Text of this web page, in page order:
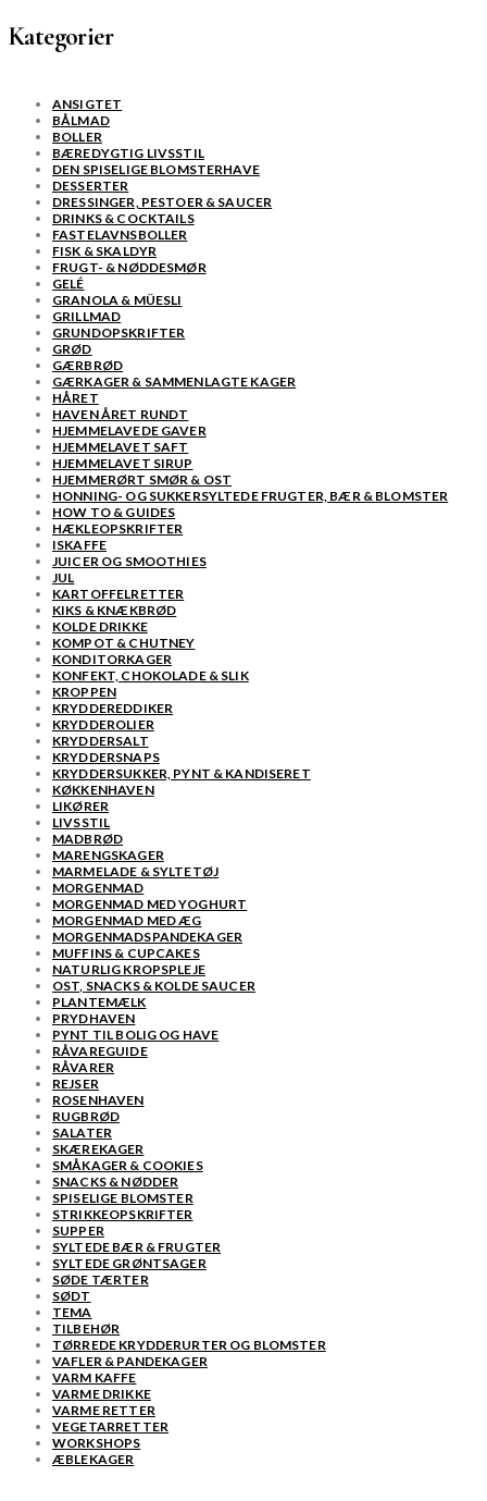
Kategorier
ANSIGTET
BÅLMAD
BOLLER
BÆREDYGTIG LIVSSTIL
DEN SPISELIGE BLOMSTERHAVE
DESSERTER
DRESSINGER, PESTOER & SAUCER
DRINKS & COCKTAILS
FASTELAVNSBOLLER
FISK & SKALDYR
FRUGT- & NØDDESMØR
GELÉ
GRANOLA & MÜESLI
GRILLMAD
GRUNDOPSKRIFTER
GRØD
GÆRBRØD
GÆRKAGER & SAMMENLAGTE KAGER
HÅRET
HAVEN ÅRET RUNDT
HJEMMELAVEDE GAVER
HJEMMELAVET SAFT
HJEMMELAVET SIRUP
HJEMMERØRT SMØR & OST
HONNING- OG SUKKERSYLTEDE FRUGTER, BÆR & BLOMSTER
HOW TO & GUIDES
HÆKLEOPSKRIFTER
ISKAFFE
JUICER OG SMOOTHIES
JUL
KARTOFFELRETTER
KIKS & KNÆKBRØD
KOLDE DRIKKE
KOMPOT & CHUTNEY
KONDITORKAGER
KONFEKT, CHOKOLADE & SLIK
KROPPEN
KRYDDEREDDIKER
KRYDDEROLIER
KRYDDERSALT
KRYDDERSNAPS
KRYDDERSUKKER, PYNT & KANDISERET
KØKKENHAVEN
LIKØRER
LIVSSTIL
MADBRØD
MARENGSKAGER
MARMELADE & SYLTETØJ
MORGENMAD
MORGENMAD MED YOGHURT
MORGENMAD MED ÆG
MORGENMADSPANDEKAGER
MUFFINS & CUPCAKES
NATURLIG KROPSPLEJE
OST, SNACKS & KOLDE SAUCER
PLANTEMÆLK
PRYDHAVEN
PYNT TIL BOLIG OG HAVE
RÅVAREGUIDE
RÅVARER
REJSER
ROSENHAVEN
RUGBRØD
SALATER
SKÆREKAGER
SMÅKAGER & COOKIES
SNACKS & NØDDER
SPISELIGE BLOMSTER
STRIKKEOPSKRIFTER
SUPPER
SYLTEDE BÆR & FRUGTER
SYLTEDE GRØNTSAGER
SØDE TÆRTER
SØDT
TEMA
TILBEHØR
TØRREDE KRYDDERURTER OG BLOMSTER
VAFLER & PANDEKAGER
VARM KAFFE
VARME DRIKKE
VARME RETTER
VEGETARRETTER
WORKSHOPS
ÆBLEKAGER